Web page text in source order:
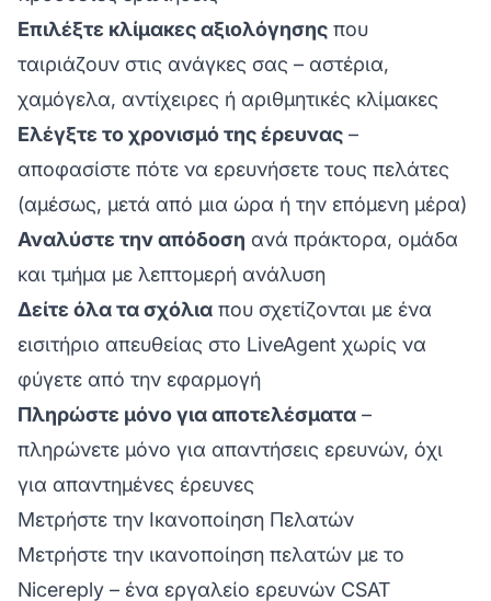
Επιλέξτε κλίμακες αξιολόγησης που
ταιριάζουν στις ανάγκες σας – αστέρια,
χαμόγελα, αντίχειρες ή αριθμητικές κλίμακες
Ελέγξτε το χρονισμό της έρευνας –
αποφασίστε πότε να ερευνήσετε τους πελάτες
(αμέσως, μετά από μια ώρα ή την επόμενη μέρα)
Αναλύστε την απόδοση ανά πράκτορα, ομάδα
και τμήμα με λεπτομερή ανάλυση
Δείτε όλα τα σχόλια που σχετίζονται με ένα
εισιτήριο απευθείας στο LiveAgent χωρίς να
φύγετε από την εφαρμογή
Πληρώστε μόνο για αποτελέσματα –
πληρώνετε μόνο για απαντήσεις ερευνών, όχι
για απαντημένες έρευνες
Μετρήστε την Ικανοποίηση Πελατών
Μετρήστε την ικανοποίηση πελατών με το
Nicereply – ένα εργαλείο ερευνών CSAT